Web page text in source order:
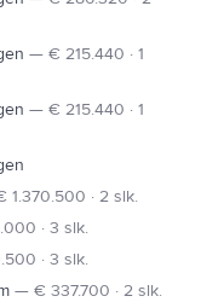
— € 215.440 · 1
— € 215.440 · 1
1.370.500 · 2 slk.
· 3 slk.
· 3 slk.
— € 337.700 · 2 slk.